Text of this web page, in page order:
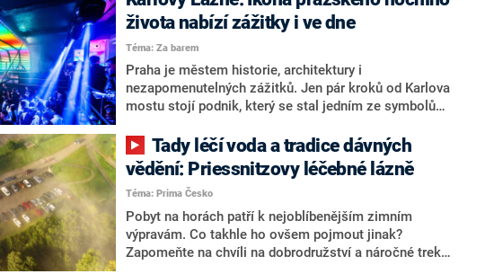
dovolenkovým destinacím. Co na něm vlastně máme a
proč se vyplatí v něm trávit volné dny? Čtěte dál a
dozvíte se nejen to.
života nabízí zážitky i ve dne
Téma: Za barem
Praha je městem historie, architektury i
nezapomenutelných zážitků. Jen pár kroků od Karlova
mostu stojí podnik, který se stal jedním ze symbolů
Legendární pětipatrový hudební klub už desítky let
přitahuje návštěvníky z celého světa a patří k
největším klubům ve střední Evropě.
vědění: Priessnitzovy léčebné lázně
Téma: Prima Česko
Pobyt na horách patří k nejoblíbenějším zimním
výpravám. Co takhle ho ovšem pojmout jinak?
Zapomeňte na chvíli na dobrodružství a náročné treky.